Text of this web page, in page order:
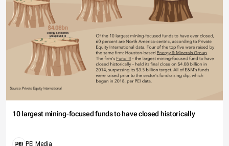
10 largest mining-focused funds to have closed historically
PEI Media